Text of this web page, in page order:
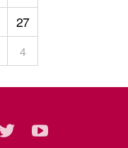
Ατλέτικο
27
4